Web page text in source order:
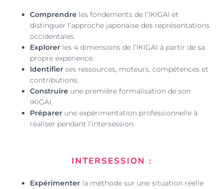
Comprendre les fondements de l’IKIGAI et
distinguer l’approche japonaise des représentations
occidentales.
Explorer les 4 dimensions de l’IKIGAI à partir de sa
propre expérience.
Identifier ses ressources, moteurs, compétences et
contributions.
Construire une première formalisation de son
IKIGAI.
Préparer une expérimentation professionnelle à
réaliser pendant l’intersession.
INTERSESSION :
Expérimenter la méthode sur une situation réelle